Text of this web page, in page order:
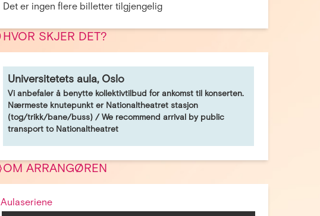
Det er ingen flere billetter tilgjengelig
HVOR SKJER DET?
Universitetets aula, Oslo
Vi anbefaler å benytte kollektivtilbud for ankomst til konserten.
Nærmeste knutepunkt er Nationaltheatret stasjon
(tog/trikk/bane/buss) / We recommend arrival by public
transport to Nationaltheatret
OM ARRANGØREN
Aulaseriene